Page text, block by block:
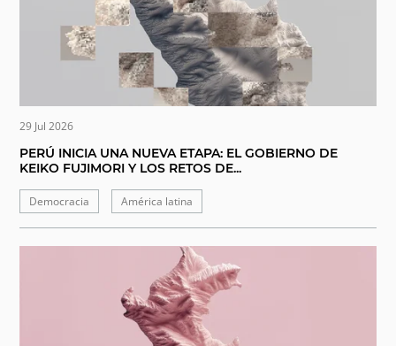
29 Jul 2026
PERÚ INICIA UNA NUEVA ETAPA: EL GOBIERNO DE
KEIKO FUJIMORI Y LOS RETOS DE...
Democracia América latina